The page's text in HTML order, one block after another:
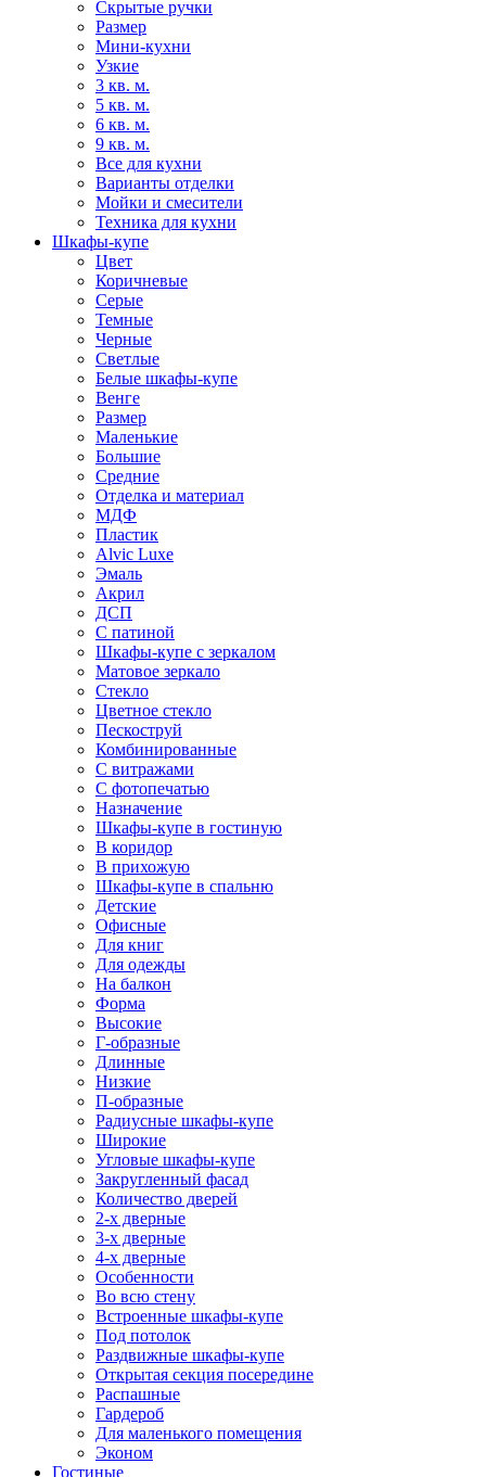
Скрытые ручки
Размер
Мини-кухни
Узкие
3 кв. м.
5 кв. м.
6 кв. м.
9 кв. м.
Все для кухни
Варианты отделки
Мойки и смесители
Техника для кухни
Шкафы-купе
Цвет
Коричневые
Серые
Темные
Черные
Светлые
Белые шкафы-купе
Венге
Размер
Маленькие
Большие
Средние
Отделка и материал
МДФ
Пластик
Alvic Luxe
Эмаль
Акрил
ДСП
С патиной
Шкафы-купе с зеркалом
Матовое зеркало
Стекло
Цветное стекло
Пескоструй
Комбинированные
С витражами
С фотопечатью
Назначение
Шкафы-купе в гостиную
В коридор
В прихожую
Шкафы-купе в спальню
Детские
Офисные
Для книг
Для одежды
На балкон
Форма
Высокие
Г-образные
Длинные
Низкие
П-образные
Радиусные шкафы-купе
Широкие
Угловые шкафы-купе
Закругленный фасад
Количество дверей
2-х дверные
3-х дверные
4-х дверные
Особенности
Во всю стену
Встроенные шкафы-купе
Под потолок
Раздвижные шкафы-купе
Открытая секция посередине
Распашные
Гардероб
Для маленького помещения
Эконом
Гостиные